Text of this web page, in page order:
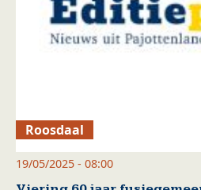
Roosdaal
19/05/2025 - 08:00